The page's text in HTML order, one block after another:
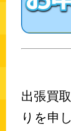
出張買
りを申